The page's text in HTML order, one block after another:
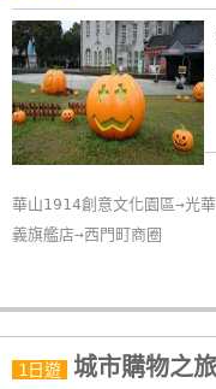
華山1914創意文化園區→光
義旗艦店→西門町商圈
1日遊 城市購物之